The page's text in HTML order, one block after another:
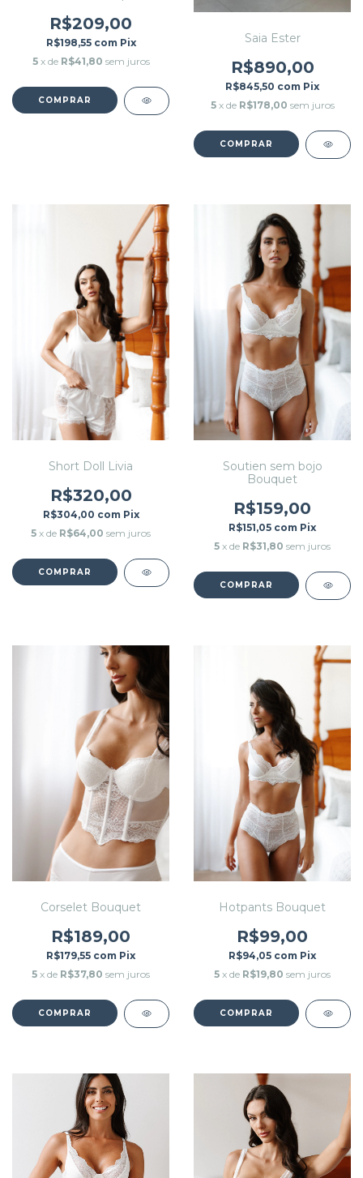
R$209,00
R$198,55 com Pix
5 x de R$41,80 sem juros
COMPRAR
Saia Ester
R$890,00
R$845,50 com Pix
5 x de R$178,00 sem juros
COMPRAR
Short Doll Livia
R$320,00
R$304,00 com Pix
5 x de R$64,00 sem juros
COMPRAR
Soutien sem bojo
Bouquet
R$159,00
R$151,05 com Pix
5 x de R$31,80 sem juros
COMPRAR
Corselet Bouquet
R$189,00
R$179,55 com Pix
5 x de R$37,80 sem juros
COMPRAR
Hotpants Bouquet
R$99,00
R$94,05 com Pix
5 x de R$19,80 sem juros
COMPRAR